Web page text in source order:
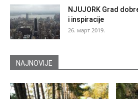
NJUJORK Grad
i inspiracije
26. март 2019.
NAJNOVIJE